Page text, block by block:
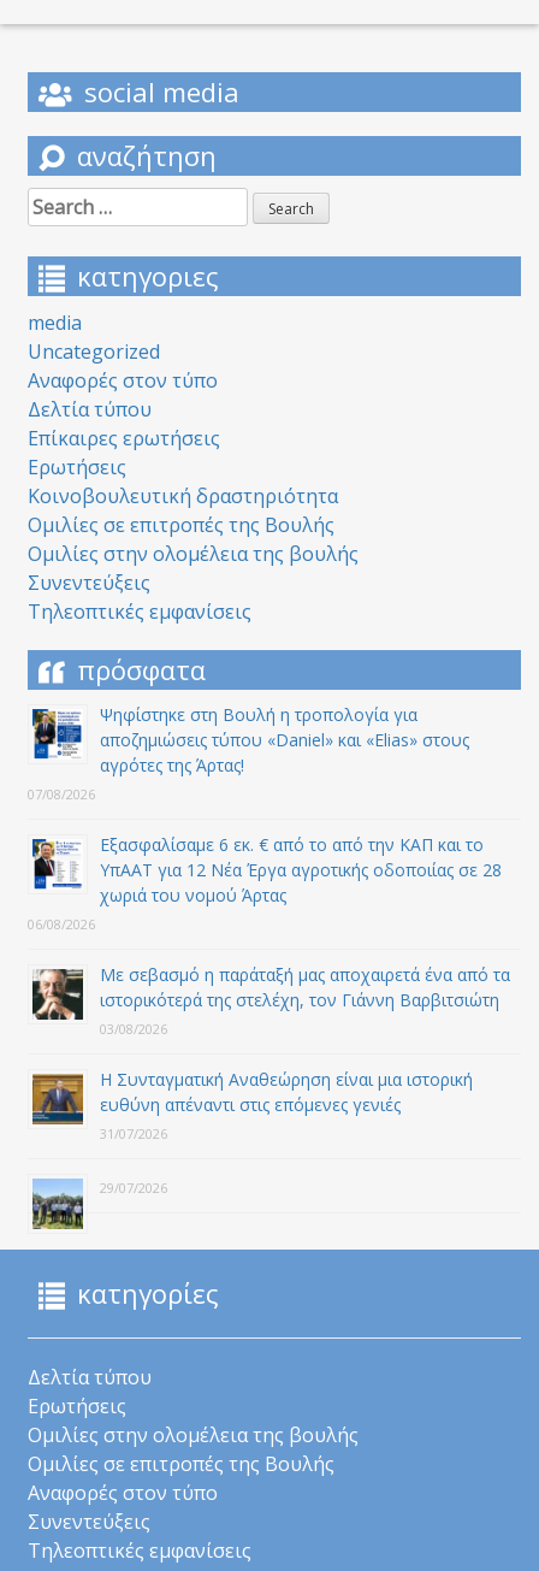
social media
αναζήτηση
Search
for:
κατηγοριες
media
Uncategorized
Αναφορές στον τύπο
Δελτία τύπου
Επίκαιρες ερωτήσεις
Ερωτήσεις
Κοινοβουλευτική δραστηριότητα
Ομιλίες σε επιτροπές της Βουλής
Ομιλίες στην ολομέλεια της βουλής
Συνεντεύξεις
Τηλεοπτικές εμφανίσεις
πρόσφατα
Ψηφίστηκε στη Βουλή η τροπολογία για
αποζημιώσεις τύπου «Daniel» και «Elias» στους
αγρότες της Άρτας!
07/08/2026
Εξασφαλίσαμε 6 εκ. € από το από την ΚΑΠ και το
ΥπΑΑΤ για 12 Nέα Έργα αγροτικής οδοποιίας σε 28
χωριά του νομού Άρτας
06/08/2026
Με σεβασμό η παράταξή μας αποχαιρετά ένα από τα
ιστορικότερά της στελέχη, τον Γιάννη Βαρβιτσιώτη
03/08/2026
Η Συνταγματική Αναθεώρηση είναι μια ιστορική
ευθύνη απέναντι στις επόμενες γενιές
31/07/2026
29/07/2026
κατηγορίες
Δελτία τύπου
Ερωτήσεις
Ομιλίες στην ολομέλεια της βουλής
Ομιλίες σε επιτροπές της Βουλής
Αναφορές στον τύπο
Συνεντεύξεις
Τηλεοπτικές εμφανίσεις